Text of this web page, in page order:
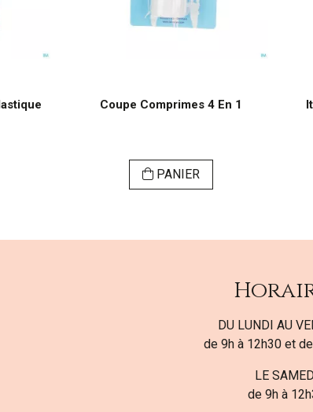
Coupe Comprimes 4 En 1
PANIER
DU LUNDI AU
de 9h à 12h30 et
LE
de 9h à